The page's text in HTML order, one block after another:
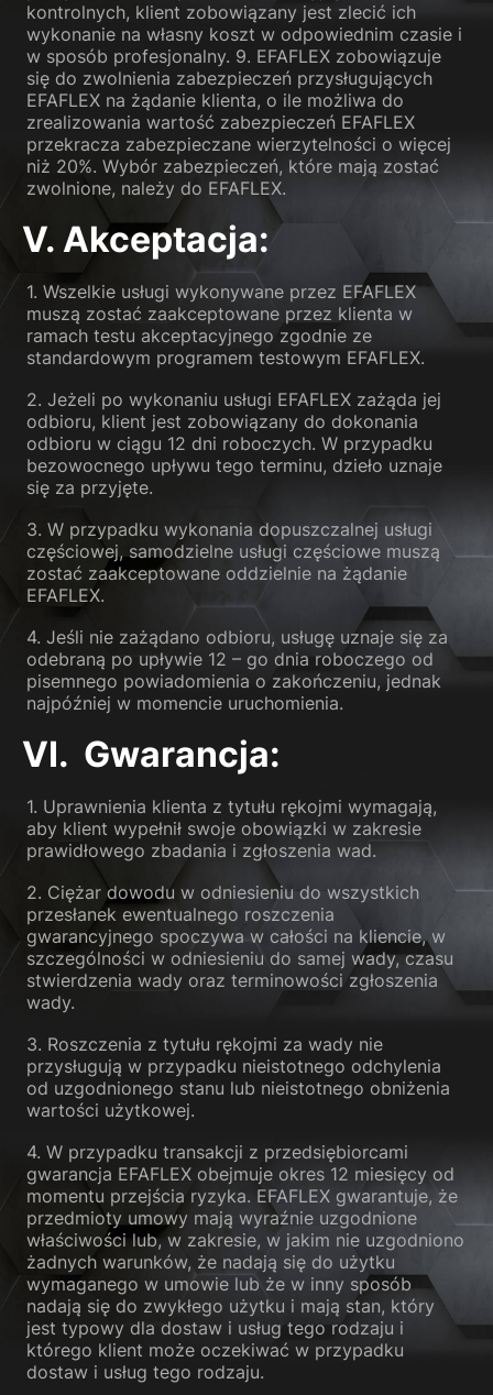
kontrolnych, klient zobowiązany jest zlecić ich
wykonanie na własny koszt w odpowiednim czasie i
w sposób profesjonalny. 9. EFAFLEX zobowiązuje
się do zwolnienia zabezpieczeń przysługujących
EFAFLEX na żądanie klienta, o ile możliwa do
zrealizowania wartość zabezpieczeń EFAFLEX
przekracza zabezpieczane wierzytelności o więcej
niż 20%. Wybór zabezpieczeń, które mają zostać
zwolnione, należy do EFAFLEX.
V. Akceptacja:
1. Wszelkie usługi wykonywane przez EFAFLEX
muszą zostać zaakceptowane przez klienta w
ramach testu akceptacyjnego zgodnie ze
standardowym programem testowym EFAFLEX.
2. Jeżeli po wykonaniu usługi EFAFLEX zażąda jej
odbioru, klient jest zobowiązany do dokonania
odbioru w ciągu 12 dni roboczych. W przypadku
bezowocnego upływu tego terminu, dzieło uznaje
się za przyjęte.
3. W przypadku wykonania dopuszczalnej usługi
częściowej, samodzielne usługi częściowe muszą
zostać zaakceptowane oddzielnie na żądanie
EFAFLEX.
4. Jeśli nie zażądano odbioru, usługę uznaje się za
odebraną po upływie 12 – go dnia roboczego od
pisemnego powiadomienia o zakończeniu, jednak
najpóźniej w momencie uruchomienia.
VI. Gwarancja:
1. Uprawnienia klienta z tytułu rękojmi wymagają,
aby klient wypełnił swoje obowiązki w zakresie
prawidłowego zbadania i zgłoszenia wad.
2. Ciężar dowodu w odniesieniu do wszystkich
przesłanek ewentualnego roszczenia
gwarancyjnego spoczywa w całości na kliencie, w
szczególności w odniesieniu do samej wady, czasu
stwierdzenia wady oraz terminowości zgłoszenia
wady.
3. Roszczenia z tytułu rękojmi za wady nie
przysługują w przypadku nieistotnego odchylenia
od uzgodnionego stanu lub nieistotnego obniżenia
wartości użytkowej.
4. W przypadku transakcji z przedsiębiorcami
gwarancja EFAFLEX obejmuje okres 12 miesięcy od
momentu przejścia ryzyka. EFAFLEX gwarantuje, że
przedmioty umowy mają wyraźnie uzgodnione
właściwości lub, w zakresie, w jakim nie uzgodniono
żadnych warunków, że nadają się do użytku
wymaganego w umowie lub że w inny sposób
nadają się do zwykłego użytku i mają stan, który
jest typowy dla dostaw i usług tego rodzaju i
którego klient może oczekiwać w przypadku
dostaw i usług tego rodzaju.